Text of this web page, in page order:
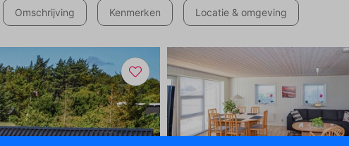
Omschrijving Kenmerken Locatie & omgeving